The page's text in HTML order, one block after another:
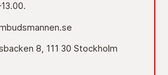
8, 111 30 Stockholm